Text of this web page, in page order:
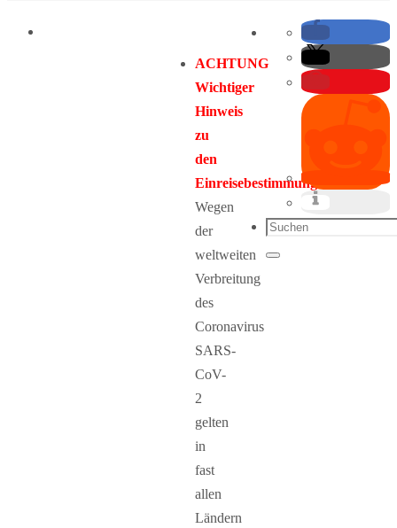
ACHTUNG
Wichtiger
Hinweis
zu
den
Einreisebestimmungen:
Wegen
der
weltweiten
Verbreitung
des
Coronavirus
SARS-
CoV-
2
gelten
in
fast
allen
Ländern
Suchen
nach:
Suchen